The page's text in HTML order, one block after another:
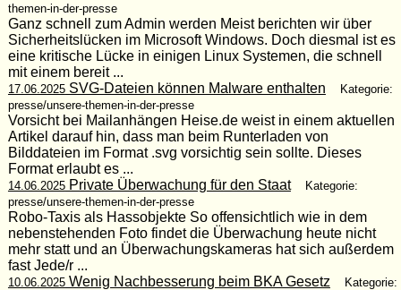
themen-in-der-presse
Ganz schnell zum Admin werden Meist berichten wir über
Sicherheitslücken im Microsoft Windows. Doch diesmal ist es
eine kritische Lücke in einigen Linux Systemen, die schnell
mit einem bereit ...
17.06.2025SVG-Dateien können Malware enthalten
Kategorie:
presse/unsere-themen-in-der-presse
Vorsicht bei Mailanhängen Heise.de weist in einem aktuellen
Artikel darauf hin, dass man beim Runterladen von
Bilddateien im Format .svg vorsichtig sein sollte. Dieses
Format erlaubt es ...
14.06.2025Private Überwachung für den Staat
Kategorie:
presse/unsere-themen-in-der-presse
Robo-Taxis als Hassobjekte So offensichtlich wie in dem
nebenstehenden Foto findet die Überwachung heute nicht
mehr statt und an Überwachungskameras hat sich außerdem
fast Jede/r ...
10.06.2025Wenig Nachbesserung beim BKA Gesetz
Kategorie: